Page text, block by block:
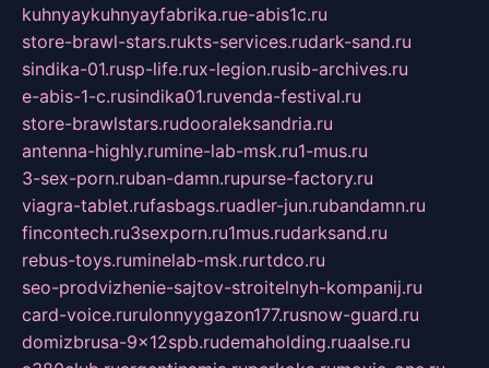
kuhnyaykuhnyayfabrika.rue-abis1c.ru
store-brawl-stars.rukts-services.rudark-sand.ru
sindika-01.rusp-life.rux-legion.rusib-archives.ru
e-abis-1-c.rusindika01.ruvenda-festival.ru
store-brawlstars.rudooraleksandria.ru
antenna-highly.rumine-lab-msk.ru1-mus.ru
3-sex-porn.ruban-damn.rupurse-factory.ru
viagra-tablet.rufasbags.ruadler-jun.rubandamn.ru
fincontech.ru3sexporn.ru1mus.rudarksand.ru
rebus-toys.ruminelab-msk.rurtdco.ru
seo-prodvizhenie-sajtov-stroitelnyh-kompanij.ru
card-voice.rurulonnyygazon177.rusnow-guard.ru
domizbrusa-9x12spb.rudemaholding.ruaalse.ru